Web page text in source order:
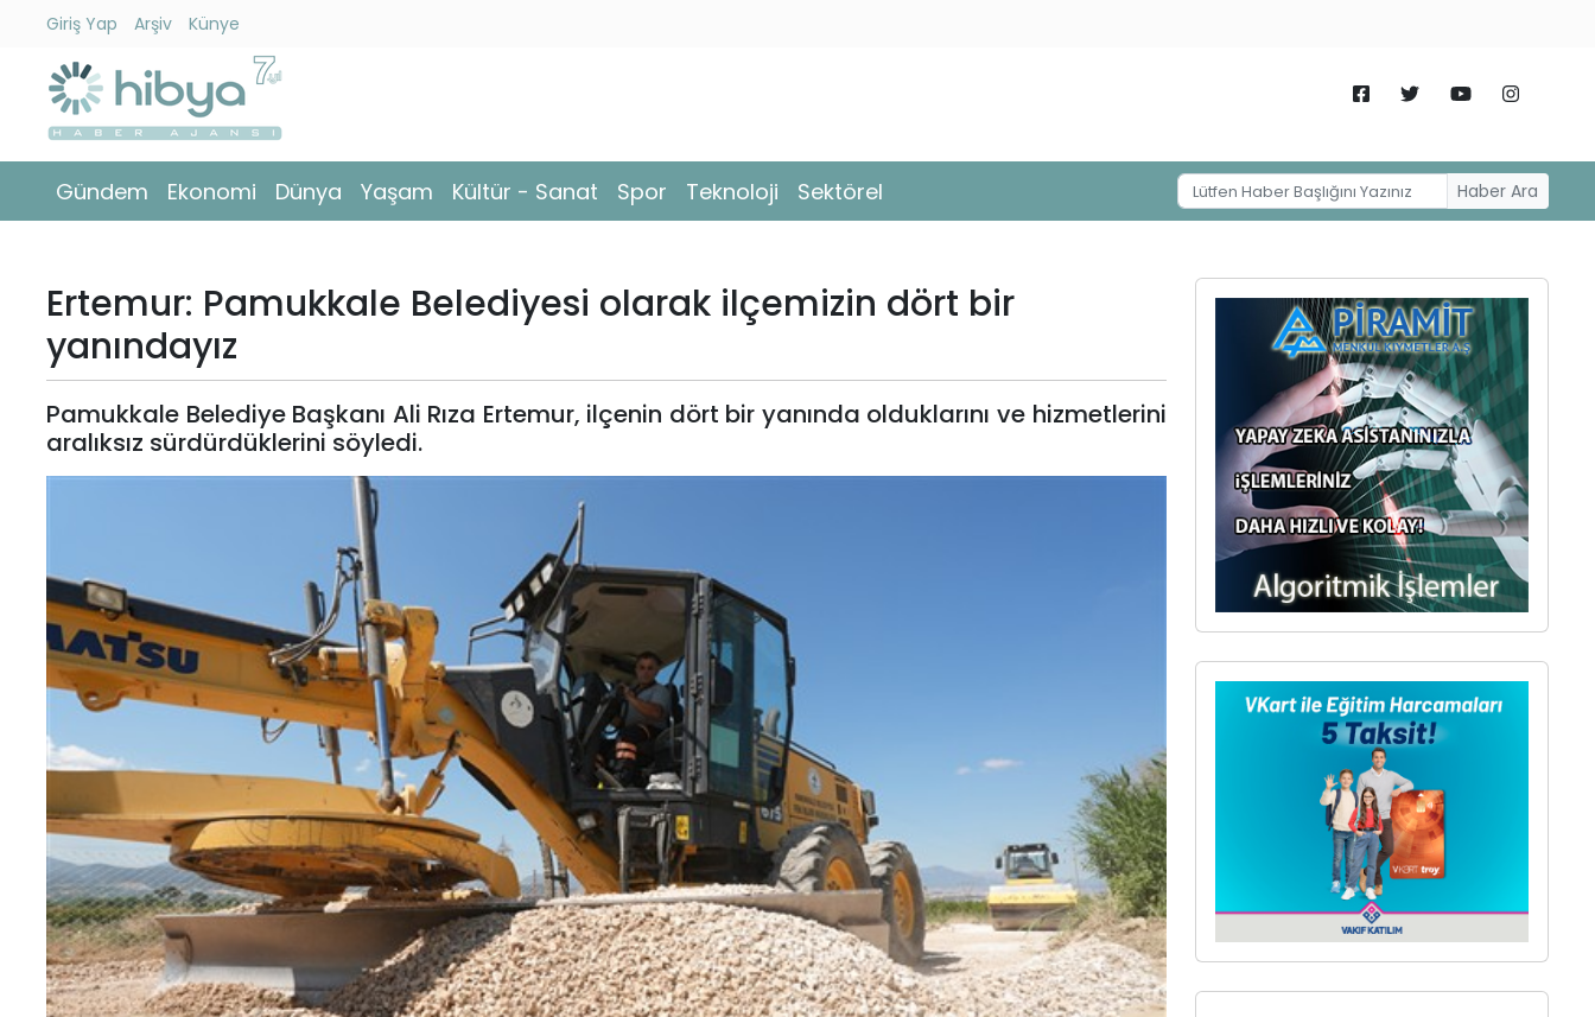
Giriş Yap Arşiv Künye
Gündem Ekonomi Dünya Yaşam Kültür - Sanat Spor Teknoloji Sektörel Haber Ara
Gündem
Ekonomi
Yaşam
Kültür
Sanat
Teknoloji
Sektörel
Arşiv
Künye
Giriş
Yap
Ertemur: Pamukkale Belediyesi olarak ilçemizin dört bir
yanındayız
Pamukkale Belediye Başkanı Ali Rıza Ertemur, ilçenin dört bir yanında olduklarını ve hizmetlerini
aralıksız sürdürdüklerini söyledi.